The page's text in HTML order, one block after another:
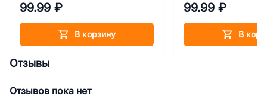
99.99 ₽
В корзину
99.99 ₽
В
Отзывы
Отзывов пока нет